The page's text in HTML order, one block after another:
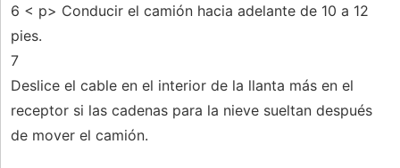
6 < p> Conducir el camión hacia adelante de 10 a 12
pies.
7
Deslice el cable en el interior de la llanta más en el
receptor si las cadenas para la nieve sueltan después
de mover el camión.